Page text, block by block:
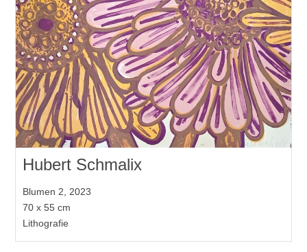
Hubert Schmalix
Blumen 2, 2023
70 x 55 cm
Lithografie